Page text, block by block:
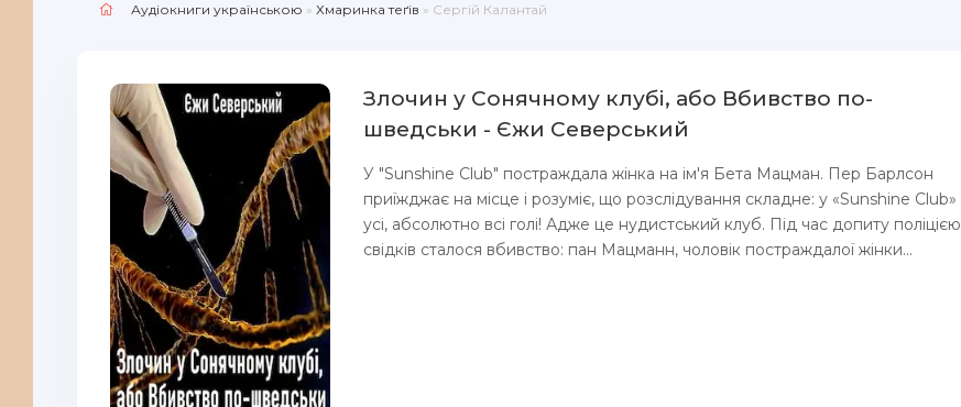
Аудіокниги українською » Хмаринка теґів » Сергій Калантай
Злочин у Сонячному клубі, або Вбивство по-
шведськи - Єжи Северський
У "Sunshine Club" постраждала жінка на ім'я Бета Мацман. Пер Барлсон
приїжджає на місце і розуміє, що розслідування складне: у «Sunshine Club»
усі, абсолютно всі голі! Адже це нудистський клуб. Під час допиту поліцією
свідків сталося вбивство: пан Мацманн, чоловік постраждалої жінки...